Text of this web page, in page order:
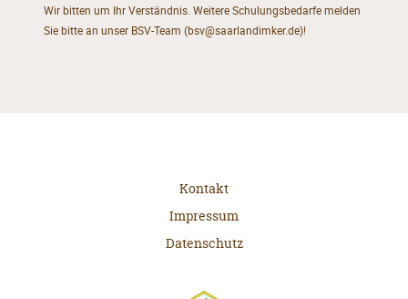
Wir bitten um Ihr Verständnis. Weitere Schulungsbedarfe melden
Sie bitte an unser BSV-Team (bsv@saarlandimker.de)!
Kontakt
Impressum
Datenschutz